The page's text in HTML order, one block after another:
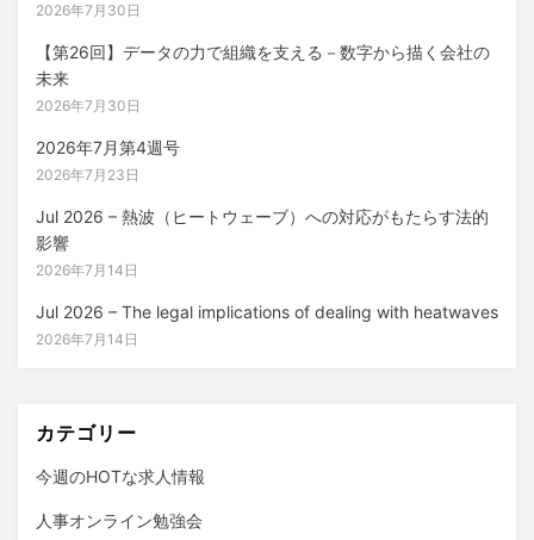
2026年7月30日
【第26回】データの力で組織を支える－数字から描く会社の
未来
2026年7月30日
2026年7月第4週号
2026年7月23日
Jul 2026 – 熱波（ヒートウェーブ）への対応がもたらす法的
影響
2026年7月14日
Jul 2026 – The legal implications of dealing with heatwaves
2026年7月14日
カテゴリー
今週のHOTな求人情報
人事オンライン勉強会